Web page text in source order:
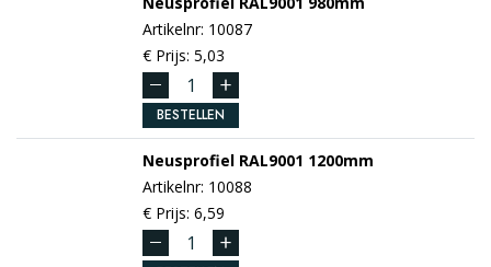
Artikelnr: 10087
€ Prijs: 5,03
BESTELLEN
Neusprofiel RAL9001 1200mm
Artikelnr: 10088
€ Prijs: 6,59